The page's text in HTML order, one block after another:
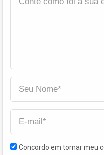
Concordo em tornar meu